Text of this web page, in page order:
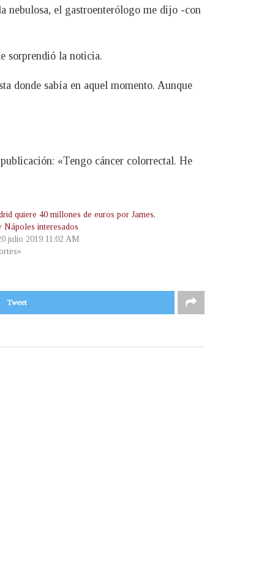
nebulosa, el gastroenterólogo me dijo -con
sorprendió la noticia.
donde sabía en aquel momento. Aunque
«Tengo cáncer colorrectal. He
quiere 40 millones de euros por James,
Nápoles interesados
julio 2019 11:02 AM
Tweet